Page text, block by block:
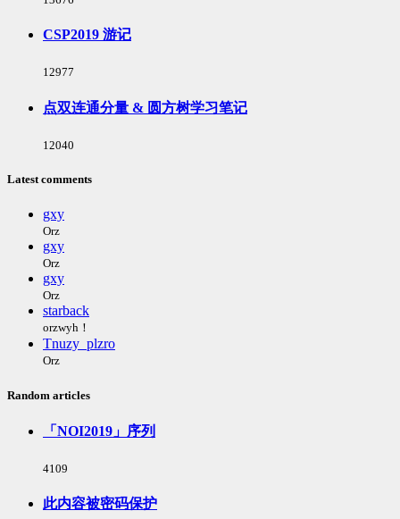
次
CSP2019 游记
浏
次
数:
12977
点双连通分量 & 圆方树学习笔记
浏
次
12040
Latest comments
gxy
Orz
gxy
Orz
gxy
Orz
starback
orzwyh！
Tnuzy_plzro
Orz
Random articles
「NOI2019」序列
浏
次
4109
此内容被密码保护